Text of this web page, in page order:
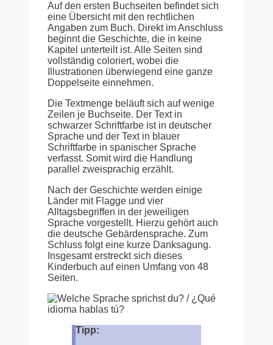
Auf den ersten Buchseiten befindet sich
eine Übersicht mit den rechtlichen
Angaben zum Buch. Direkt im Anschluss
beginnt die Geschichte, die in keine
Kapitel unterteilt ist. Alle Seiten sind
vollständig coloriert, wobei die
Illustrationen überwiegend eine ganze
Doppelseite einnehmen.
Die Textmenge beläuft sich auf wenige
Zeilen je Buchseite. Der Text in
schwarzer Schriftfarbe ist in deutscher
Sprache und der Text in blauer
Schriftfarbe in spanischer Sprache
verfasst. Somit wird die Handlung
parallel zweisprachig erzählt.
Nach der Geschichte werden einige
Länder mit Flagge und vier
Alltagsbegriffen in der jeweiligen
Sprache vorgestellt. Hierzu gehört auch
die deutsche Gebärdensprache. Zum
Schluss folgt eine kurze Danksagung.
Insgesamt erstreckt sich dieses
Kinderbuch auf einen Umfang von 48
Seiten.
Tipp: